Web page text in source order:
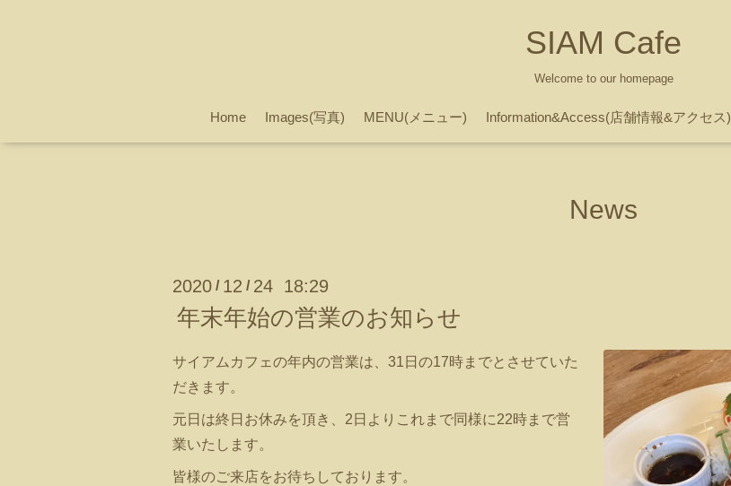
SIAM Cafe
Welcome to our homepage
Home Images(写真) MENU(メニュー) Information&Access(店舗情報&アクセス)
News
2020 / 12 / 24 18:29
年末年始の営業のお知らせ
サイアムカフェの年内の営業は、31日の17時までとさせていた
だきます。
元日は終日お休みを頂き、2日よりこれまで同様に22時まで営
業いたします。
皆様のご来店をお待ちしております。